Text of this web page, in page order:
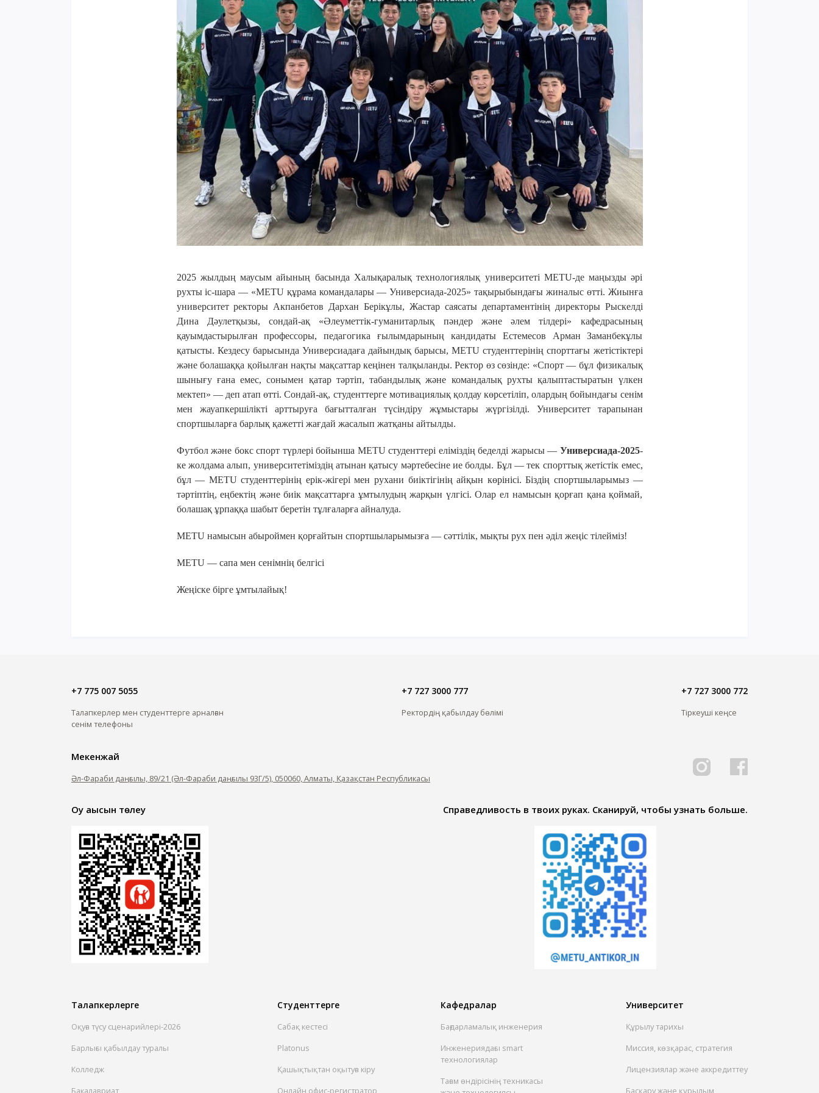
2025 жылдың маусым айының басында Халықаралық технологиялық университеті METU-де маңызды әрі
рухты іс-шара — «METU құрама командалары — Универсиада-2025» тақырыбындағы жиналыс өтті. Жиынға
университет ректоры Акпанбетов Дархан Берікұлы, Жастар саясаты департаментінің директоры Рыскелді
Дина Дәулетқызы, сондай-ақ «Әлеуметтік-гуманитарлық пәндер және әлем тілдері» кафедрасының
қауымдастырылған профессоры, педагогика ғылымдарының кандидаты Естемесов Арман Заманбекұлы
қатысты. Кездесу барысында Универсиадаға дайындық барысы, METU студенттерінің спорттағы жетістіктері
және болашаққа қойылған нақты мақсаттар кеңінен талқыланды. Ректор өз сөзінде: «Спорт — бұл физикалық
шынығу ғана емес, сонымен қатар тәртіп, табандылық және командалық рухты қалыптастыратын үлкен
мектеп» — деп атап өтті.Сондай-ақ, студенттерге мотивациялық қолдау көрсетіліп, олардың бойындағы сенім
мен жауапкершілікті арттыруға бағытталған түсіндіру жұмыстары жүргізілді. Университет тарапынан
спортшыларға барлық қажетті жағдай жасалып жатқаны айтылды.
Футбол және бокс спорт түрлері бойынша METU студенттері еліміздің беделді жарысы — Универсиада-2025-
ке жолдама алып, университетіміздің атынан қатысу мәртебесіне ие болды. Бұл — тек спорттық жетістік емес,
бұл — METU студенттерінің ерік-жігері мен рухани биіктігінің айқын көрінісі.Біздің спортшыларымыз —
тәртіптің, еңбектің және биік мақсаттарға ұмтылудың жарқын үлгісі. Олар ел намысын қорғап қана қоймай,
болашақ ұрпаққа шабыт беретін тұлғаларға айналуда.
METU намысын абыроймен қорғайтын спортшыларымызға — сәттілік, мықты рух пен әділ жеңіс тілейміз!
METU — сапа мен сенімнің белгісі
Жеңіске бірге ұмтылайық!
+7 775 007 5055
Талапкерлер мен студенттерге арналған
сенім телефоны
+7 727 3000 777
Ректордің қабылдау бөлімі
+7 727 3000 772
Тіркеуші кеңсе
Мекенжай
Әл-Фараби даңғылы, 89/21 (Әл-Фараби даңғылы 93Г/5), 050060, Алматы, Қазақстан Республикасы
Оқу ақысын төлеу Справедливость в твоих руках. Сканируй, чтобы узнать больше.
Талапкерлерге
Оқуға түсу сценарийлері-2026
Барлығы қабылдау туралы
Колледж
Бакалавриат
Студенттерге
Сабақ кестесі
Platonus
Қашықтықтан оқытуға кіру
Онлайн офис-регистратор
Кафедралар
Бағдарламалық инженерия
Инженериядағы smart
технологиялар
Тағам өндірісінің техникасы
Университет
Құрылу тарихы
Миссия, көзқарас, стратегия
Лицензиялар және аккредиттеу
Басқару және құрылым